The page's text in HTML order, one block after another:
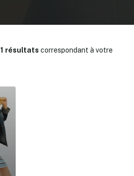
1 résultats correspondant à votre